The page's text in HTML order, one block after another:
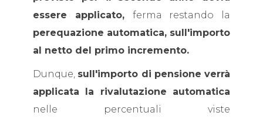
essere applicato, ferma restando la
perequazione automatica, sull'importo
al netto del primo incremento.
Dunque, sull'importo di pensione verrà
applicata la rivalutazione automatica
nelle percentuali viste